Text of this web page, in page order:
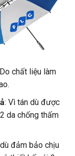
chất liệu làm
: Vì tán dù được
da chống thấm
đảm bảo chịu